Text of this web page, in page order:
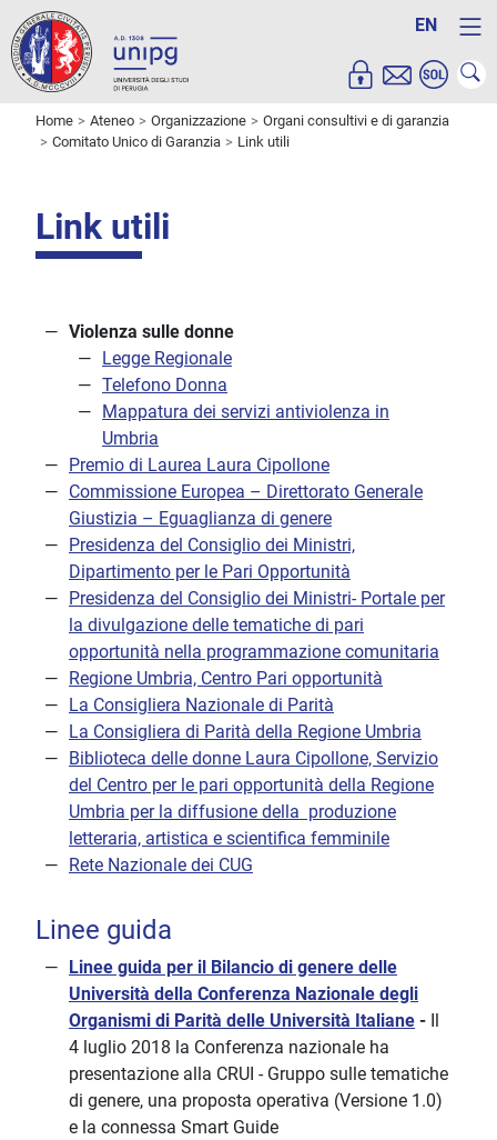
EN
Home Ateneo Organizzazione
Organi consultivi e di garanzia
Comitato Unico di Garanzia
Link utili
Link utili
Violenza sulle donne
Legge Regionale
Telefono Donna
Mappatura dei servizi antiviolenza in
Umbria
Premio di Laurea Laura Cipollone
Commissione Europea – Direttorato Generale
Giustizia – Eguaglianza di genere
Presidenza del Consiglio dei Ministri,
Dipartimento per le Pari Opportunità
Presidenza del Consiglio dei Ministri- Portale per
la divulgazione delle tematiche di pari
opportunità nella programmazione comunitaria
Regione Umbria, Centro Pari opportunità
La Consigliera Nazionale di Parità
La Consigliera di Parità della Regione Umbria
Biblioteca delle donne Laura Cipollone, Servizio
del Centro per le pari opportunità della Regione
Umbria per la diffusione della produzione
letteraria, artistica e scientifica femminile
Rete Nazionale dei CUG
Linee guida
Linee guida per il Bilancio di genere delle
Università della Conferenza Nazionale degli
Organismi di Parità delle Università Italiane -
4 luglio 2018 la Conferenza nazionale ha
presentazione alla CRUI - Gruppo sulle tematiche
di genere, una proposta operativa (Versione 1.0)
e la connessa Smart Guide